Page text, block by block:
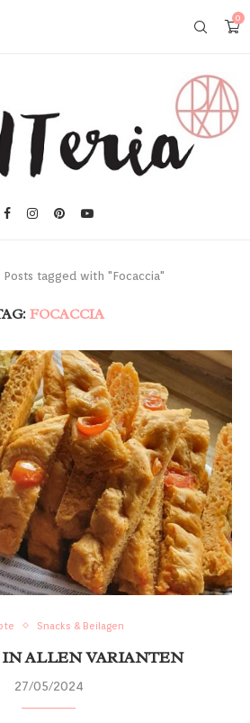
0
Posts tagged with "Focaccia"
FOCACCIA
Snacks & Beilagen
IN ALLEN VARIANTEN
27/05/2024